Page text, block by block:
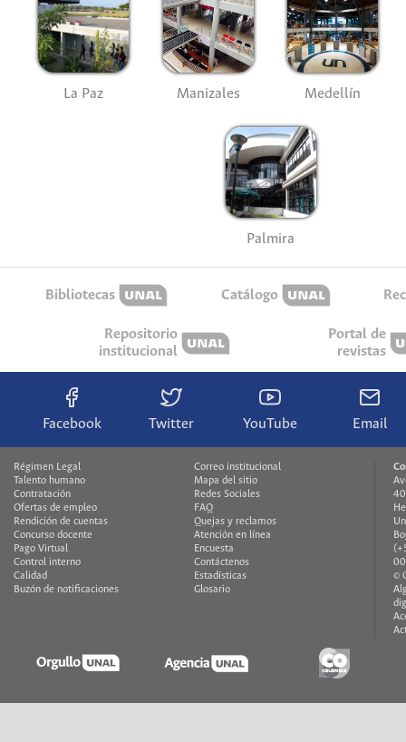
La Paz Manizales Medellín
Palmira
Bibliotecas Catálogo
Repositorio
institucional
Portal de
revistas
Facebook Twitter YouTube Email
Régimen Legal
Talento humano
Contratación
Ofertas de empleo
Rendición de cuentas
Concurso docente
Pago Virtual
Control interno
Calidad
Buzón de notificaciones
Correo institucional
Mapa del sitio
Redes Sociales
FAQ
Quejas y reclamos
Atención en línea
Encuesta
Contáctenos
Estadísticas
Glosario
©